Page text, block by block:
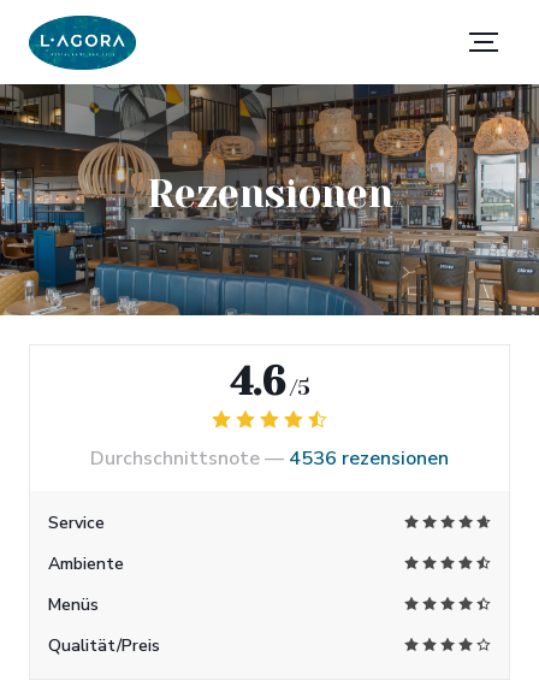
Rezensionen
4.6 /5
Durchschnittsnote — 4536 rezensionen
Service
Ambiente
Menüs
Qualität/Preis